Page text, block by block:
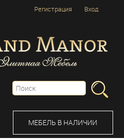
Вход
Регистрация
МЕБЕЛЬ В НАЛИЧИИ